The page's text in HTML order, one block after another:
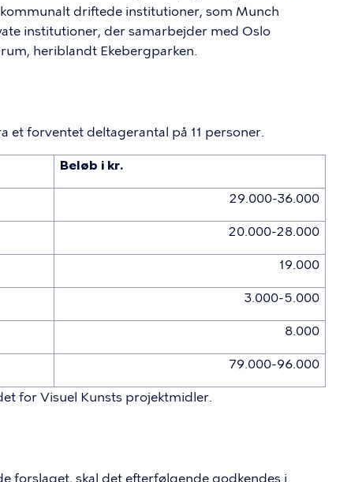
driftede institutioner, som Munch
institutioner, der samarbejder med Oslo
heriblandt Ekebergparken.
et forventet deltagerantal på 11 personer.
Beløb i kr.
29.000-36.000
20.000-28.000
19.000
3.000-5.000
8.000
79.000-96.000
for Visuel Kunsts projektmidler.
forslaget, skal det efterfølgende godkendes i